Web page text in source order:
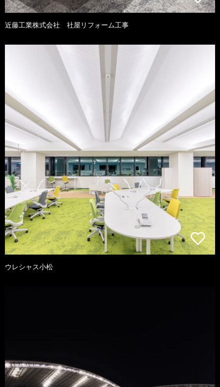
近藤工業株式会社 社屋リフォーム工事
ウレシャス小松